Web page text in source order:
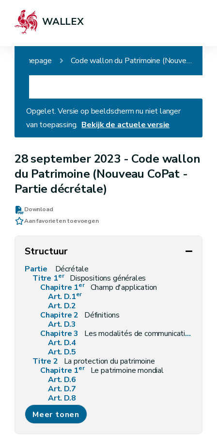
WALLEX
Homepage Code wallon du Patrimoine (Nouveau CoPat - Partie décrétale)
Opgelet. Versie op beeldscherm nu niet langer
van toepassing. Bekijk de actuele versie
28 september 2023 - Code wallon
du Patrimoine (Nouveau CoPat -
Partie décrétale)
Download
Aan favorieten toevoegen
Structuur
Partie
Décrétale
Titre 1er
Dispositions générales
Chapitre 1er
Champ d'application
Art. D.1er
Art. D.2
Chapitre 2
Définitions
Art. D.3
Chapitre 3
Les modalités de communication et le calcul des délais
Art. D.4
Art. D.5
Titre 2
La protection du patrimoine
Chapitre 1er
Le patrimoine mondial
Art. D.6
Art. D.7
Art. D.8
Art. D.9
Art. D.10
Chapitre 2
Meer tonen